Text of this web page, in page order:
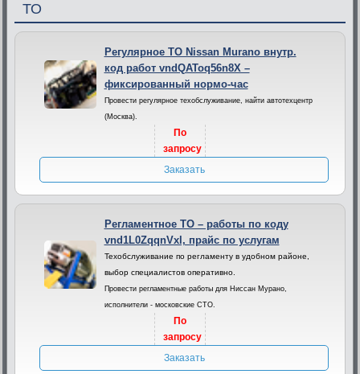
ТО
Регулярное ТО Nissan Murano внутр.
код работ vndQAToq56n8X –
фиксированный нормо-час
Провести регулярное техобслуживание, найти автотехцентр
(Москва).
По
запросу
Заказать
Регламентное ТО – работы по коду
vnd1L0ZqqnVxl, прайс по услугам
Техобслуживание по регламенту в удобном районе,
выбор специалистов оперативно.
Провести регламентные работы для Ниссан Мурано,
исполнители - московские СТО.
По
запросу
Заказать